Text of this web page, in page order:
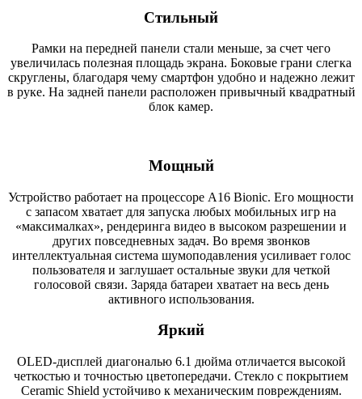
Стильный
Рамки на передней панели стали меньше, за счет чего
увеличилась полезная площадь экрана. Боковые грани слегка
скруглены, благодаря чему смартфон удобно и надежно лежит
в руке. На задней панели расположен привычный квадратный
блок камер.
Мощный
Устройство работает на процессоре A16 Bionic. Его мощности
с запасом хватает для запуска любых мобильных игр на
«максималках», рендеринга видео в высоком разрешении и
других повседневных задач. Во время звонков
интеллектуальная система шумоподавления усиливает голос
пользователя и заглушает остальные звуки для четкой
голосовой связи. Заряда батареи хватает на весь день
активного использования.
Яркий
OLED-дисплей диагональю 6.1 дюйма отличается высокой
четкостью и точностью цветопередачи. Стекло с покрытием
Ceramic Shield устойчиво к механическим повреждениям.